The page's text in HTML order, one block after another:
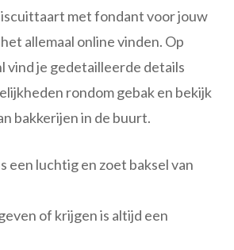
met fondant voor jouw
allemaal online vinden. Op
vind je gedetailleerde details
rondom gebak en bekijk
bakkerijen in de buurt.
een luchtig en zoet baksel van
of krijgen is altijd een